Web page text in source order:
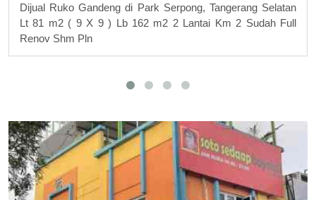
Dijual Ruko Gandeng di Park Serpong, Tangerang Selatan
Lt 81 m2 ( 9 X 9 ) Lb 162 m2 2 Lantai Km 2 Sudah Full
Renov Shm Pln